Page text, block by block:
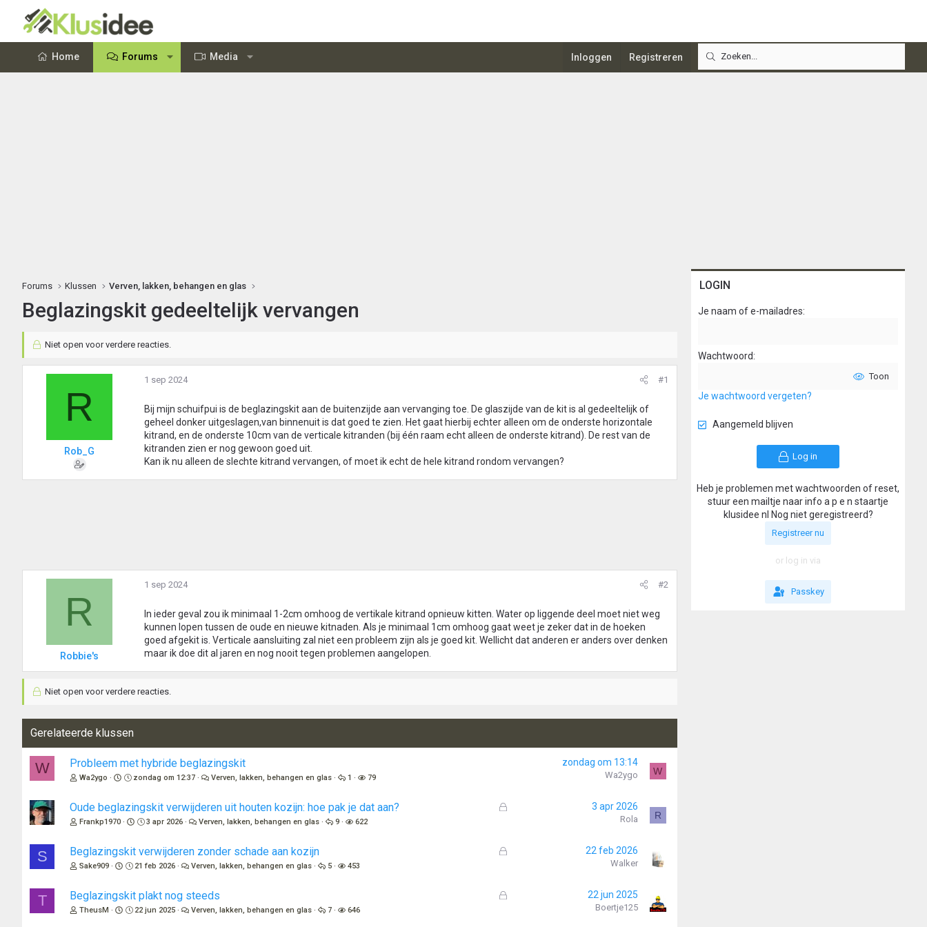
Home Forums Media Inloggen Registreren
Forums Klussen Verven, lakken, behangen en glas
Beglazingskit gedeeltelijk vervangen
Niet open voor verdere reacties.
R
Rob_G
1 sep 2024 #1
Bij mijn schuifpui is de beglazingskit aan de buitenzijde aan vervanging toe. De glaszijde van de kit is al gedeeltelijk of
geheel donker uitgeslagen,van binnenuit is dat goed te zien. Het gaat hierbij echter alleen om de onderste horizontale
kitrand, en de onderste 10cm van de verticale kitranden (bij één raam echt alleen de onderste kitrand). De rest van de
kitranden zien er nog gewoon goed uit.
Kan ik nu alleen de slechte kitrand vervangen, of moet ik echt de hele kitrand rondom vervangen?
R
Robbie's
1 sep 2024 #2
In ieder geval zou ik minimaal 1-2cm omhoog de vertikale kitrand opnieuw kitten. Water op liggende deel moet niet weg
kunnen lopen tussen de oude en nieuwe kitnaden. Als je minimaal 1cm omhoog gaat weet je zeker dat in de hoeken
goed afgekit is. Verticale aansluiting zal niet een probleem zijn als je goed kit. Wellicht dat anderen er anders over denken
maar ik doe dit al jaren en nog nooit tegen problemen aangelopen.
Niet open voor verdere reacties.
Gerelateerde klussen
W Probleem met hybride beglazingskit
Wa2ygo zondag om 12:37 Verven, lakken, behangen en glas 1 79
zondag om 13:14
Wa2ygo W
G
o
n
Oude beglazingskit verwijderen uit houten kozijn: hoe pak je dat aan?
Frankp1970 3 apr 2026 Verven, lakken, behangen en glas 9 622
3 apr 2026
Rola R
S
G
o
Beglazingskit verwijderen zonder schade aan kozijn
Sake909 21 feb 2026 Verven, lakken, behangen en glas 5 453
22 feb 2026
Walker
T
G
Beglazingskit plakt nog steeds
TheusM 22 jun 2025 Verven, lakken, behangen en glas 7 646
22 jun 2025
Boertje125
LOGIN
Je naam of e-mailadres
Wachtwoord
Toon
Je wachtwoord vergeten?
Aangemeld blijven
Log in
Heb je problemen met wachtwoorden of reset,
stuur een mailtje naar info a p e n staartje
klusidee nl Nog niet geregistreerd?
Registreer nu
or log in via
Passkey